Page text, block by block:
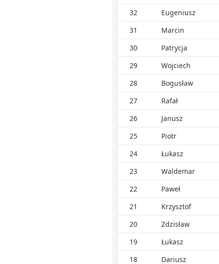
32
Eugeniusz
31
Marcin
30
Patrycja
29
Wojciech
28
Bogusław
27
Rafał
26
Janusz
25
Piotr
24
Łukasz
23
Waldemar
22
Paweł
21
Krzysztof
20
Zdzisław
19
Łukasz
18
Dariusz